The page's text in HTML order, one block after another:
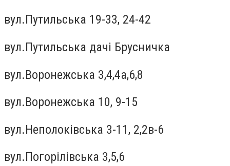
вул.Путильська 19-33, 24-42
вул.Путильська дачі Брусничка
вул.Воронежська 3,4,4а,6,8
вул.Воронежська 10, 9-15
вул.Неполокiвська 3-11, 2,2в-6
вул.Погорiлiвська 3,5,6